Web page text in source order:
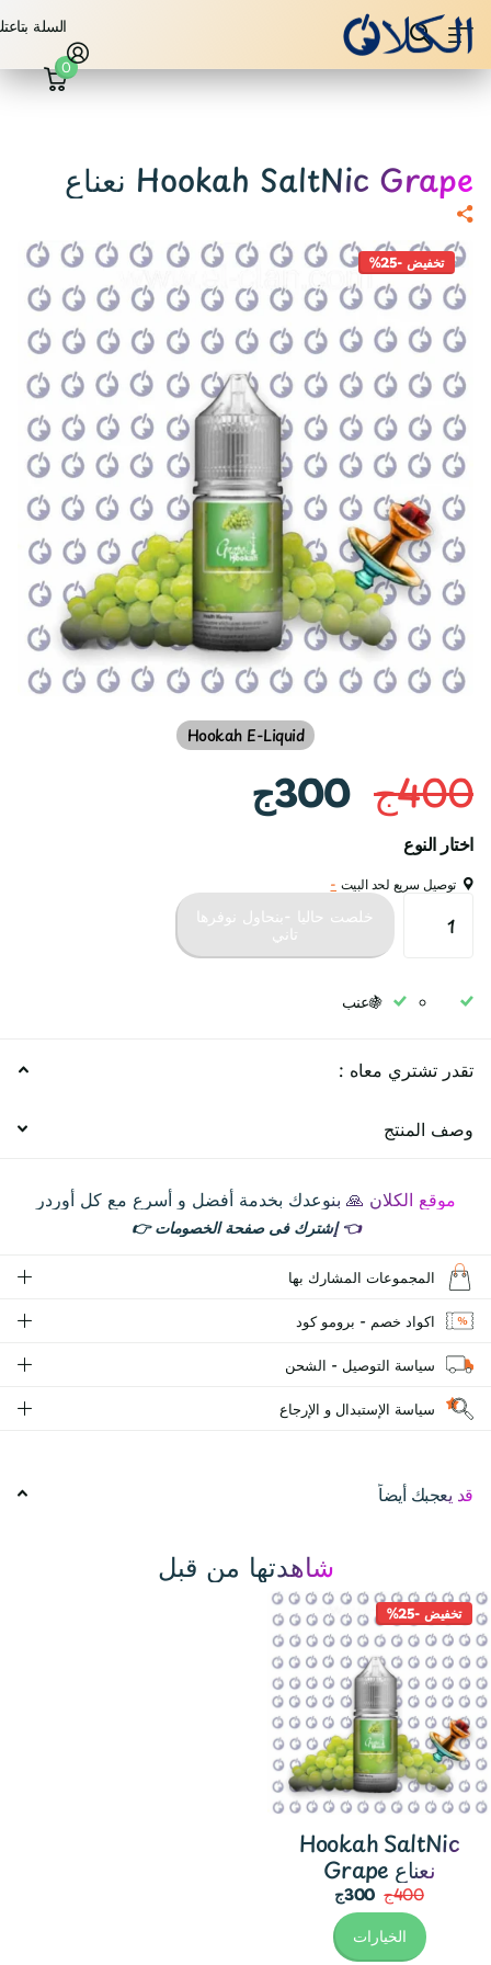
السلة
0
Hookah SaltNic Grape نعناع
تخفيض -25%
Hookah E-Liquid
400ج 300ج
اختار النوع
توصيل سريع لحد البيت -
خلصت حاليا -بنحاول نوفرها
تاني
🍇عنب
تقدر تشتري معاه :
وصف المنتج
موقع الكلان 🙏 بنوعدك بخدمة أفضل و أسرع مع كل أوردر
👈إشترك فى صفحة الخصومات👉
المجموعات المشارك بها
اكواد خصم - برومو كود
سياسة التوصيل - الشحن
سياسة الإستبدال و الإرجاع
قد يعجبك أيضاً
شاهدتها من قبل
تخفيض -25%
Hookah SaltNic
Grape نعناع
400ج
300ج
الخيارات